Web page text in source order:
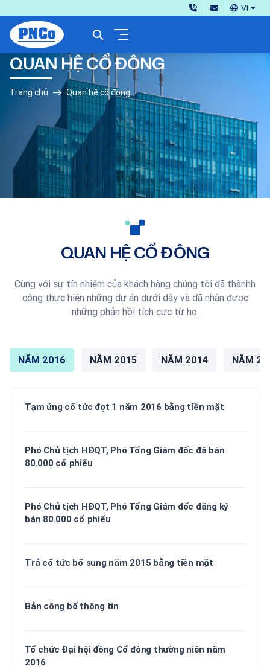
VI
QUAN HỆ CỔ ĐÔNG
Trang chủ Quan hệ cổ đông
QUAN HỆ CỔ ĐÔNG
Cùng với sự tín nhiệm của khách hàng chúng tôi đã thànhh
công thực hiện những dự án dưới đây và đã nhận được
những phản hồi tích cực từ họ.
NĂM 2016 NĂM 2015 NĂM 2014 NĂM
Tạm ứng cổ tức đợt 1 năm 2016 bằng tiền mặt
Phó Chủ tịch HĐQT, Phó Tổng Giám đốc đã bán
80.000 cổ phiếu
Phó Chủ tịch HĐQT, Phó Tổng Giám đốc đăng ký
bán 80.000 cổ phiếu
Trả cổ tức bổ sung năm 2015 bằng tiền mặt
Bản công bố thông tin
Tổ chức Đại hội đồng Cổ đông thường niên năm
2016